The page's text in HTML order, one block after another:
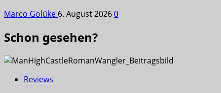
Marco Golüke 6. August 20260
Schon gesehen?
Reviews